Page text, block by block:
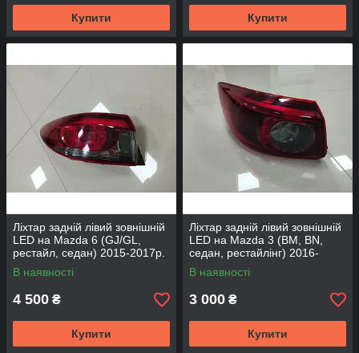
Купити Купити
Ліхтар задній лівий зовнішній
LED на Mazda 6 (GJ/GL,
рестайл, седан) 2015-2017р.
- GJA151160
В наявності
4 500 ₴
Купити
Ліхтар задній лівий зовнішній
LED на Mazda 3 (BM, BN,
седан, рестайлінг) 2016-
2019р. - B53W51160 - MAZDA
В наявності
3 000 ₴
Купити